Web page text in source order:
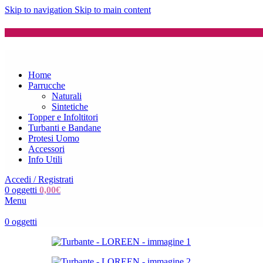
Skip to navigation Skip to main content
Home
Parrucche
Naturali
Sintetiche
Topper e Infoltitori
Turbanti e Bandane
Protesi Uomo
Accessori
Info Utili
Accedi / Registrati
0 oggetti 0,00€
Menu
0 oggetti